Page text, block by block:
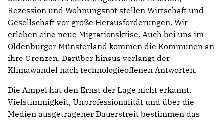
Rezession und Wohnungsnot stellen Wirtschaft und
Gesellschaft vor große Herausforderungen. Wir
erleben eine neue Migrationskrise. Auch bei uns im
Oldenburger Münsterland kommen die Kommunen an
ihre Grenzen. Darüber hinaus verlangt der
Klimawandel nach technologieoffenen Antworten.
Die Ampel hat den Ernst der Lage nicht erkannt.
Vielstimmigkeit, Unprofessionalität und über die
Medien ausgetragener Dauerstreit bestimmen das